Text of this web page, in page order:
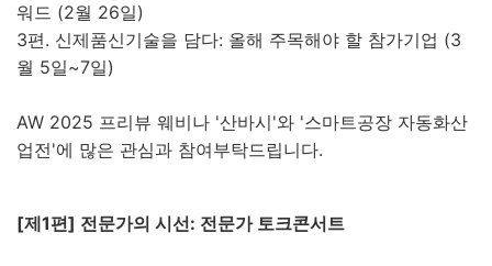
워드 (2월 26일)
3편. 신제품신기술을 담다: 올해 주목해야 할 참가기업 (3
월 5일~7일)
AW 2025 프리뷰 웨비나 '산바시'와 '스마트공장 자동화산
업전'에 많은 관심과 참여부탁드립니다.
[제1편] 전문가의 시선: 전문가 토크콘서트